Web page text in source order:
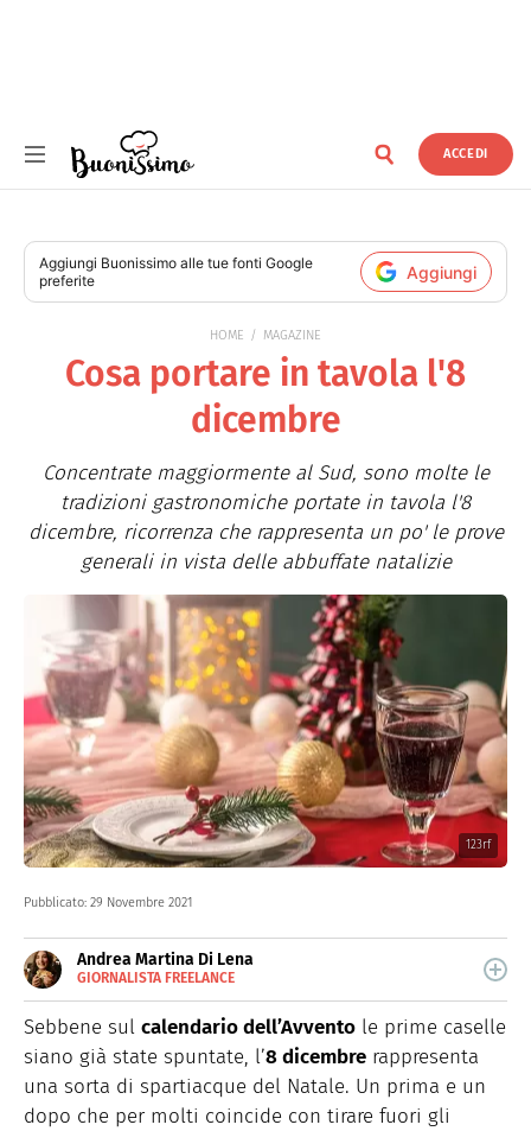
ACCEDI
Aggiungi Buonissimo alle tue fonti Google
preferite
Aggiungi
HOME MAGAZINE
Cosa portare in tavola l'8
dicembre
Concentrate maggiormente al Sud, sono molte le
tradizioni gastronomiche portate in tavola l'8
dicembre, ricorrenza che rappresenta un po' le prove
generali in vista delle abbuffate natalizie
123rf
Pubblicato: 29 Novembre 2021
Andrea Martina Di Lena
GIORNALISTA FREELANCE
INSTAGRAM
FACEBOOK
Giornalista specializata in enogastronomia, è affamata
di storie, luoghi e persone da raccontare attraverso il
cibo, stella polare di tutti i suoi viaggi.
Sebbene sul calendario dell’Avvento le prime caselle
siano già state spuntate, l’8 dicembre rappresenta
una sorta di spartiacque del Natale. Un prima e un
dopo che per molti coincide con tirare fuori gli